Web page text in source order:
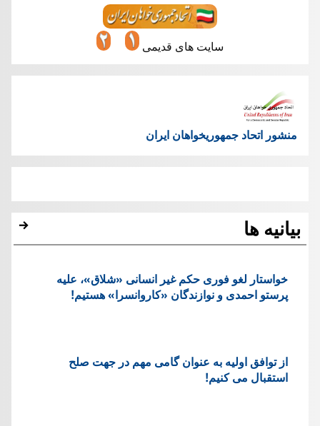
سایت های قدیمی
منشور اتحاد جمهوریخواهان ایران
بیانیه ها
خواستار لغو فوری حکم غیر انسانی «شلاق»، علیه
پرستو احمدی و نوازندگان «کاروانسرا» هستیم!
از توافق اولیه به عنوان گامی مهم در جهت صلح
استقبال می کنیم!